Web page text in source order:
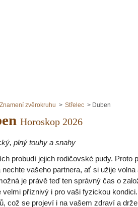
Znamení zvěrokruhu Střelec Duben
Horoskop 2026
plný touhy a snahy
probudí jejich rodičovské pudy. Proto
nechte vašeho partnera, ať si užije
je právě teď ten správný čas o
velmi příznivý i pro vaši fyzickou
což se projeví i na vašem zdraví a